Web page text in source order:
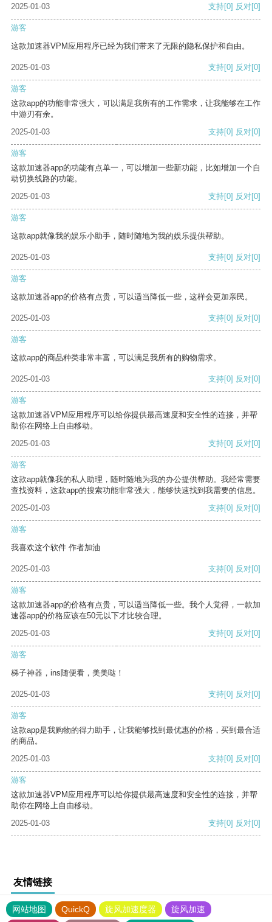
2025-01-03 支持[0] 反对[0]
游客
这款加速器VPM应用程序已经为我们带来了无限的隐私保护和自由。
2025-01-03 支持[0] 反对[0]
游客
这款app的功能非常强大，可以满足我所有的工作需求，让我能够在工作
中游刃有余。
2025-01-03
支持[0] 反对[0]
游客
这款加速器app的功能有点单一，可以增加一些新功能，比如增加一个自
动切换线路的功能。
2025-01-03
支持[0] 反对[0]
游客
这款app就像我的娱乐小助手，随时随地为我的娱乐提供帮助。
2025-01-03 支持[0] 反对[0]
游客
这款加速器app的价格有点贵，可以适当降低一些，这样会更加亲民。
2025-01-03 支持[0] 反对[0]
游客
这款app的商品种类非常丰富，可以满足我所有的购物需求。
2025-01-03 支持[0] 反对[0]
游客
这款加速器VPM应用程序可以给你提供最高速度和安全性的连接，并帮
助你在网络上自由移动。
2025-01-03
支持[0] 反对[0]
游客
这款app就像我的私人助理，随时随地为我的办公提供帮助。我经常需要
查找资料，这款app的搜索功能非常强大，能够快速找到我需要的信息。
2025-01-03
支持[0] 反对[0]
游客
我喜欢这个软件 作者加油
2025-01-03 支持[0] 反对[0]
游客
这款加速器app的价格有点贵，可以适当降低一些。我个人觉得，一款加
速器app的价格应该在50元以下才比较合理。
2025-01-03
支持[0] 反对[0]
游客
梯子神器，ins随便看，美美哒！
2025-01-03 支持[0] 反对[0]
游客
这款app是我购物的得力助手，让我能够找到最优惠的价格，买到最合适
的商品。
2025-01-03
支持[0] 反对[0]
游客
这款加速器VPM应用程序可以给你提供最高速度和安全性的连接，并帮
助你在网络上自由移动。
2025-01-03
支持[0] 反对[0]
友情链接
网站地图 QuickQ 旋风加速度器
旋风加速